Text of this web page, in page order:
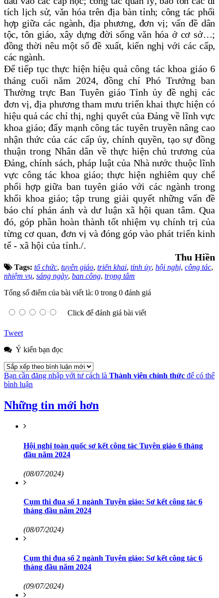
tích lịch sử, văn hóa trên địa bàn tỉnh; công tác phối
hợp giữa các ngành, địa phương, đơn vị; vấn đề dân
tộc, tôn giáo, xây dựng đời sống văn hóa ở cơ sở…;
đồng thời nêu một số đề xuất, kiến nghị với các cấp,
các ngành.
Để tiếp tục thực hiện hiệu quả công tác khoa giáo 6
tháng cuối năm 2024, đồng chí Phó Trưởng ban
Thường trực Ban Tuyên giáo Tỉnh ủy đề nghị các
đơn vị, địa phương tham mưu triển khai thực hiện có
hiệu quả các chỉ thị, nghị quyết của Đảng về lĩnh vực
khoa giáo; đẩy mạnh công tác tuyên truyền nâng cao
nhận thức của các cấp ủy, chính quyền, tạo sự đồng
thuận trong Nhân dân về thực hiện chủ trương của
Đảng, chính sách, pháp luật của Nhà nước thuộc lĩnh
vực công tác khoa giáo; thực hiện nghiêm quy chế
phối hợp giữa ban tuyên giáo với các ngành trong
khối khoa giáo; tập trung giải quyết những vấn đề
báo chí phản ánh và dư luận xã hội quan tâm. Qua
đó, góp phần hoàn thành tốt nhiệm vụ chính trị của
từng cơ quan, đơn vị và đóng góp vào phát triển kinh
tế - xã hội của tỉnh./.
Thu Hiền
Tags: tổ chức, tuyên giáo, triển khai, tỉnh ủy, hội nghị, công tác,
nhiệm vụ, sáng ngày, ban công, trọng tâm
Tổng số điểm của bài viết là: 0 trong 0 đánh giá
Click để đánh giá bài viết
Tweet
Ý kiến bạn đọc
Bạn cần đăng nhập với tư cách là Thành viên chính thức để có thể
bình luận
Những tin mới hơn
Hội nghị toàn quốc sơ kết công tác Tuyên giáo 6 tháng
đầu năm 2024
(08/07/2024)
Cụm thi đua số 1 ngành Tuyên giáo: Sơ kết công tác 6
tháng đầu năm 2024
(08/07/2024)
Cụm thi đua số 2 ngành Tuyên giáo: Sơ kết công tác 6
tháng đầu năm 2024
(09/07/2024)